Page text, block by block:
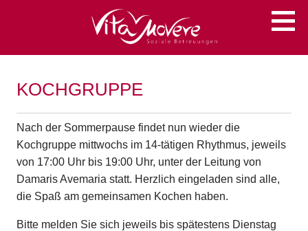
VITA MOVERE
KOCHGRUPPE
Nach der Sommerpause findet nun wieder die
Kochgruppe mittwochs im 14-tätigen Rhythmus, jeweils
von 17:00 Uhr bis 19:00 Uhr, unter der Leitung von
Damaris Avemaria statt. Herzlich eingeladen sind alle,
die Spaß am gemeinsamen Kochen haben.
Bitte melden Sie sich jeweils bis spätestens Dienstag